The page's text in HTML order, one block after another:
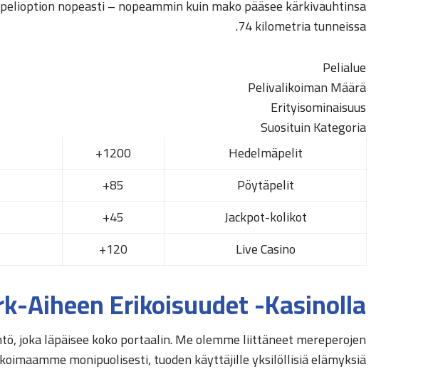
nopeasti – nopeammin kuin mako pääsee kärkivauhtinsa
74 kilometria tunneissa.
Pelialue
Pelivalikoiman Määrä
Erityisominaisuus
Suosituin Kategoria
Hedelmäpelit
1200+
Pöytäpelit
85+
Jackpot-kolikot
45+
Live Casino
120+
Aiheen Erikoisuudet -Kasinolla
joka läpäisee koko portaalin. Me olemme liittäneet mereperojen
monipuolisesti, tuoden käyttäjille yksilöllisiä elämyksiä.